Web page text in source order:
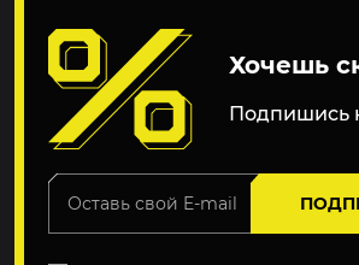
Хочешь
Подпишись